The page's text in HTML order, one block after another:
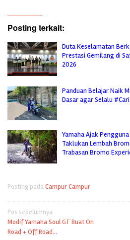
Posting terkait:
Duta Keselamatan
Prestasi Gemilang di
2026
Panduan Belajar Naik
Dasar agar Selalu
Yamaha Ajak
Taklukan Lembah
Trabasan Bromo
Posting padaCampur Campur
Navigasi
pos
Pos sebelumnya
Modif Yamaha Soul GT Buat On
Road + Off Road…